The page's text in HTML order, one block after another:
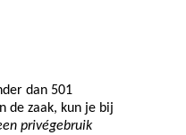
dan 501
de zaak, kun je bij
privégebruik